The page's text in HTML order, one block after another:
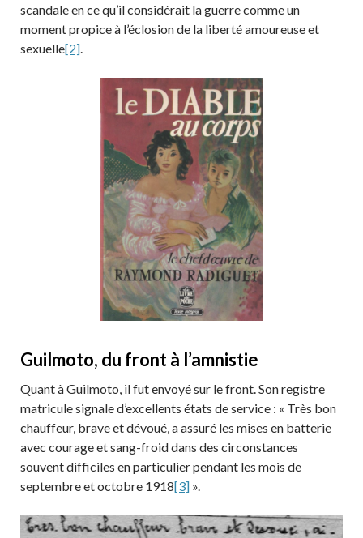
scandale en ce qu’il considérait la guerre comme un
moment propice à l’éclosion de la liberté amoureuse et
sexuelle[2].
Guilmoto, du front à l’amnistie
Quant à Guilmoto, il fut envoyé sur le front. Son registre
matricule signale d’excellents états de service : « Très bon
chauffeur, brave et dévoué, a assuré les mises en batterie
avec courage et sang-froid dans des circonstances
souvent difficiles en particulier pendant les mois de
septembre et octobre 1918[3] ».